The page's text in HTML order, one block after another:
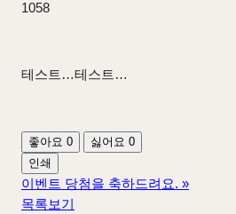
1058
테스트…테스트…
좋아요 0 싫어요 0
인쇄
이벤트 당첨을 축하드려요. »
목록보기